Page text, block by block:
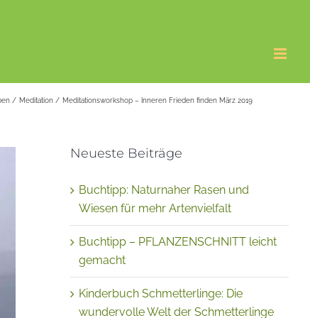
Meditation Meditationsworkshop – Inneren Frieden finden März 2019
Neueste Beiträge
Buchtipp: Naturnaher Rasen und
Wiesen für mehr Artenvielfalt
Buchtipp – PFLANZENSCHNITT leicht
gemacht
Kinderbuch Schmetterlinge: Die
wundervolle Welt der Schmetterlinge